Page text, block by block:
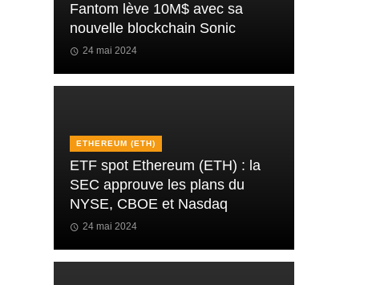
Fantom lève 10M$ avec sa
nouvelle blockchain Sonic
24 mai 2024
ETHEREUM (ETH)
ETF spot Ethereum (ETH) : la
SEC approuve les plans du
NYSE, CBOE et Nasdaq
24 mai 2024